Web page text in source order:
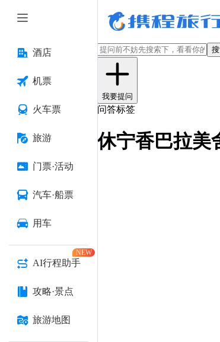
酒店
机票
火车票
旅游
门票·活动
汽车·船票
用车
AI行程助手
NEW
攻略·景点
旅游地图
我要提问
问答标签
休宁香巴拉美